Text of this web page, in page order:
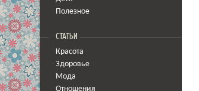
Полезное
СТАТЬИ
Красота
Здоровье
Мода
Отношения